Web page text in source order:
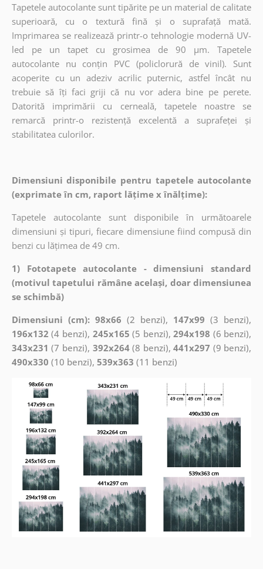
Tapetele autocolante sunt tipărite pe un material de calitate
superioară, cu o textură fină și o suprafață mată.
Imprimarea se realizează printr-o tehnologie modernă UV-
led pe un tapet cu grosimea de 90 µm. Tapetele
autocolante nu conțin PVC (policlorură de vinil). Sunt
acoperite cu un adeziv acrilic puternic, astfel încât nu
trebuie să îți faci griji că nu vor adera bine pe perete.
Datorită imprimării cu cerneală, tapetele noastre se
remarcă printr-o rezistență excelentă a suprafeței și
stabilitatea culorilor.
Dimensiuni disponibile pentru tapetele autocolante
(exprimate în cm, raport lățime x înălțime):
Tapetele autocolante sunt disponibile în următoarele
dimensiuni și tipuri, fiecare dimensiune fiind compusă din
benzi cu lățimea de 49 cm.
1) Fototapete autocolante - dimensiuni standard
(motivul tapetului rămâne același, doar dimensiunea
se schimbă)
Dimensiuni (cm): 98x66 (2 benzi), 147x99 (3 benzi),
196x132 (4 benzi), 245x165 (5 benzi),294x198 (6 benzi),
343x231 (7 benzi), 392x264(8 benzi),441x297 (9 benzi),
490x330 (10 benzi), 539x363 (11 benzi)